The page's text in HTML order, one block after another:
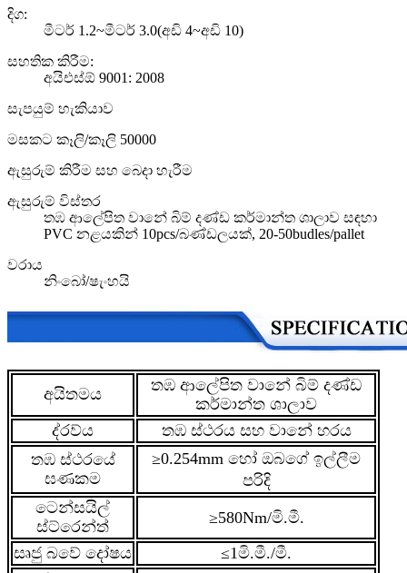
දිග:
මීටර් 1.2~මීටර් 3.0(අඩි 4~අඩි 10)
සහතික කිරීම:
අයිඑස්ඕ 9001: 2008
සැපයුම් හැකියාව
මසකට කෑලි/කෑලි 50000
ඇසුරුම් කිරීම සහ බෙදා හැරීම
ඇසුරුම් විස්තර
තඹ ආලේපිත වානේ බිම් දණ්ඩ කර්මාන්ත ශාලාව සඳහා
PVC නළයකින් 10pcs/බණ්ඩලයක්, 20-50budles/pallet
වරාය
නිංබෝ/ෂැංහයි
අයිතමය
තඹ ආලේපිත වානේ බිම් දණ්ඩ
කර්මාන්ත ශාලාව
ද්රව්ය
තඹ ස්ථරය සහ වානේ හරය
තඹ ස්ථරයේ
ඝණකම
≥0.254mm හෝ ඔබගේ ඉල්ලීම
පරිදි
ටෙන්සයිල්
ස්ට්රෙන්ත්
≥580Nm/මි.මී.
සෘජු බවේ දෝෂය
≤1මි.මී./මී.